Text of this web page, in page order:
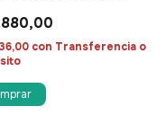
con Transferencia o